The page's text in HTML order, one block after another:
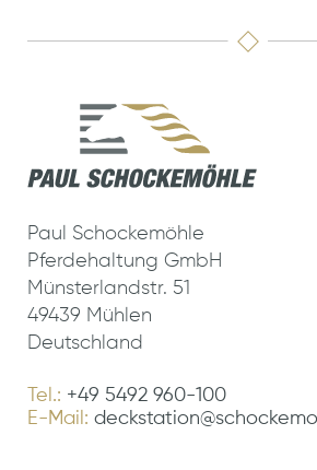
Paul Schockemöhle
Pferdehaltung GmbH
Münsterlandstr. 51
49439 Mühlen
Deutschland
Tel.: +49 5492 960-100
E-Mail: